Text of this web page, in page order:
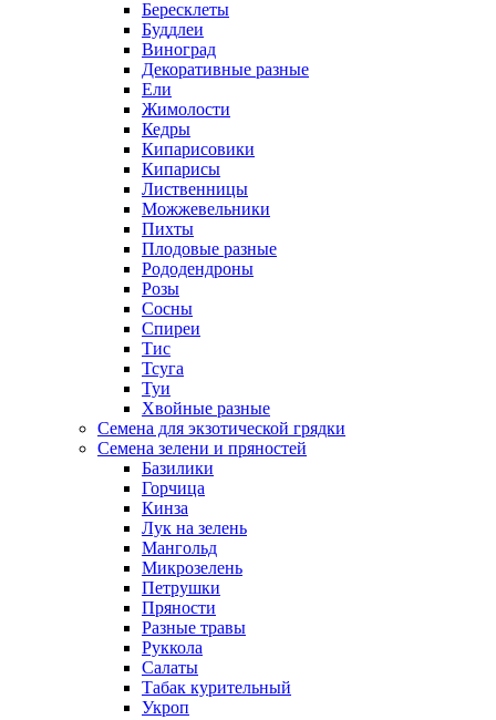
Бересклеты
Буддлеи
Виноград
Декоративные разные
Ели
Жимолости
Кедры
Кипарисовики
Кипарисы
Лиственницы
Можжевельники
Пихты
Плодовые разные
Рододендроны
Розы
Сосны
Спиреи
Тис
Тсуга
Туи
Хвойные разные
Семена для экзотической грядки
Семена зелени и пряностей
Базилики
Горчица
Кинза
Лук на зелень
Мангольд
Микрозелень
Петрушки
Пряности
Разные травы
Руккола
Салаты
Табак курительный
Укроп